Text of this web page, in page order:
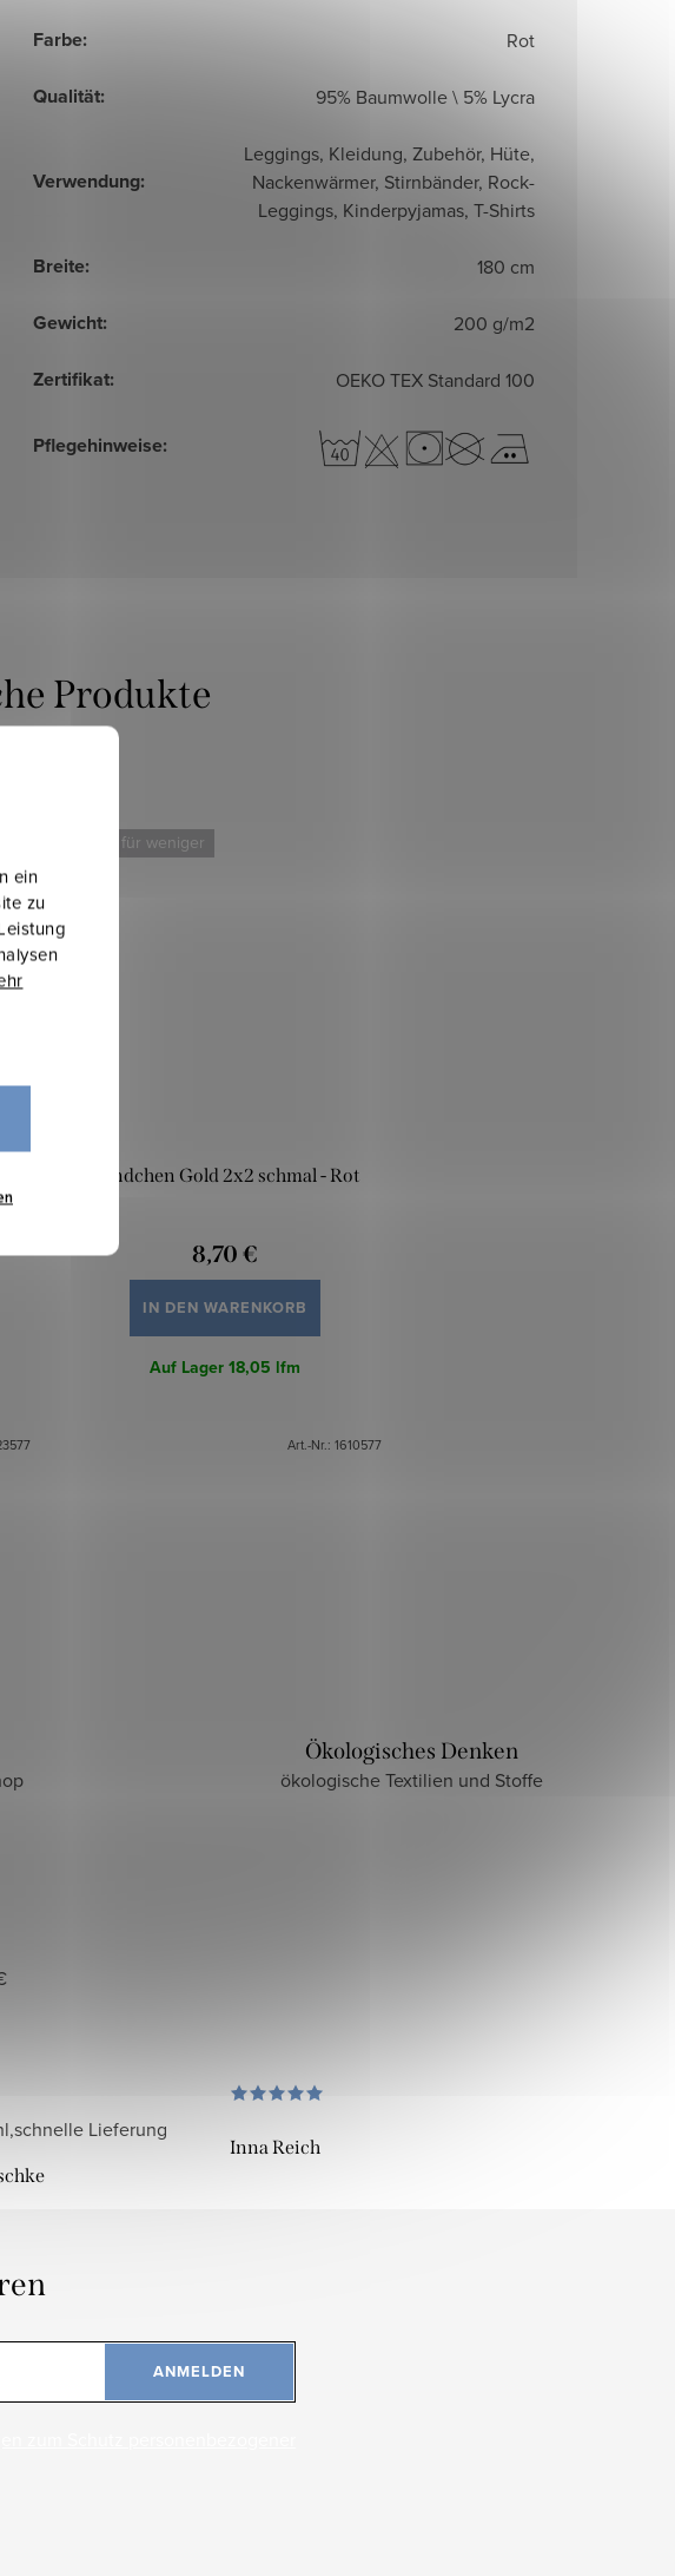
ein
zu
Farbe: Rot
Qualität: 95% Baumwolle \ 5% Lycra
Verwendung:
Leggings, Kleidung, Zubehör, Hüte,
Nackenwärmer, Stirnbänder, Rock-
Leggings, Kinderpyjamas, T-Shirts
Breite: 180 cm
Gewicht: 200 g/m2
Zertifikat: OEKO TEX Standard 100
Pflegehinweise:
Mehr für weniger
Bündchen Gold 2x2 schmal - Rot
8,70 €
IN DEN WARENKORB
Auf Lager18,05 lfm
Art.-Nr.: 1610577
Ökologisches Denken
ökologische Textilien und Stoffe
Lieferung
Inna Reich
ANMELDEN